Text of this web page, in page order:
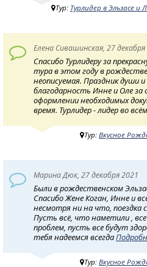
Тур: Турлидер в Эльзасе
Елена Сивашинская, 27 декабря
Спасибо Турлидеру за
тура в этом году в
неописуемая. Праздник души
благодарность Инне и Оле
оформлении необходимых
время. Турлидер - лидер во
Тур: Вкусное
Марина Дюк, 27 декабря 2021
Были в рождественском
Спасибо Жене Коган, Инне и
несмотря ни на что, поездка
Пусть всё, что наметили ,
проблем, пусть все будут
тебя надеемся всегда
Тур: Вкусное